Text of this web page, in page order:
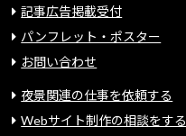
記事広告掲載受付
パンフレット・ポスター
お問い合わせ
夜景関連の仕事を依頼する
Webサイト制作の相談をする